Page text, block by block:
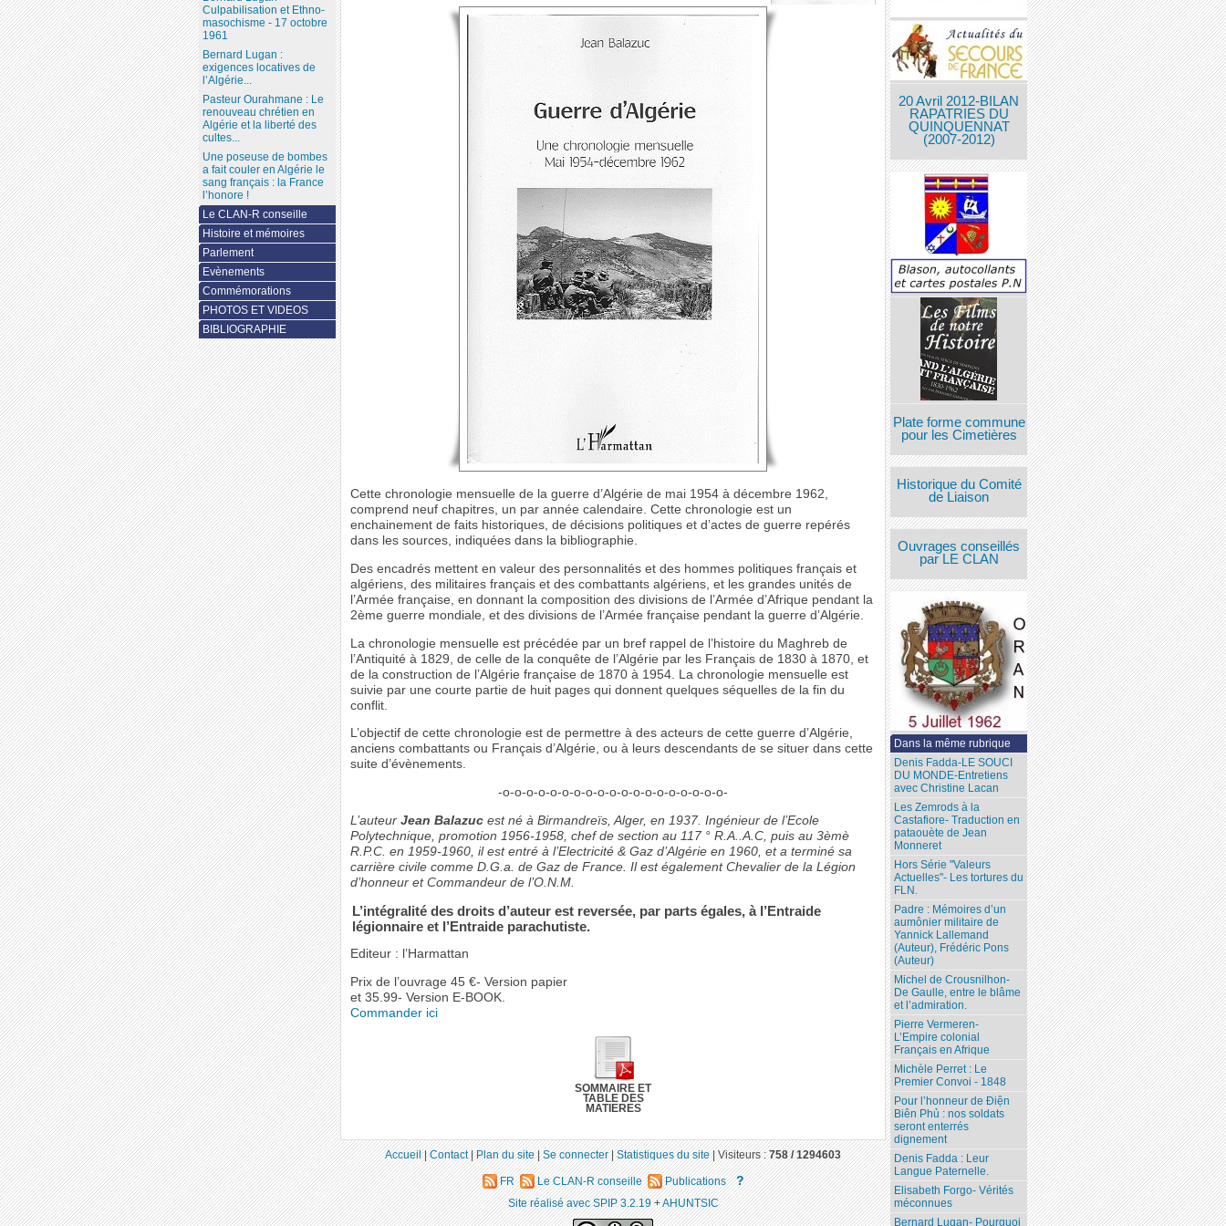
Cette chronologie mensuelle de la guerre d’Algérie de mai 1954 à décembre 1962,
comprend neuf chapitres, un par année calendaire. Cette chronologie est un
enchainement de faits historiques, de décisions politiques et d’actes de guerre repérés
dans les sources, indiquées dans la bibliographie.
Des encadrés mettent en valeur des personnalités et des hommes politiques français et
algériens, des militaires français et des combattants algériens, et les grandes unités de
l’Armée française, en donnant la composition des divisions de l’Armée d’Afrique pendant la
2ème guerre mondiale, et des divisions de l’Armée française pendant la guerre d’Algérie.
La chronologie mensuelle est précédée par un bref rappel de l’histoire du Maghreb de
l’Antiquité à 1829, de celle de la conquête de l’Algérie par les Français de 1830 à 1870, et
de la construction de l’Algérie française de 1870 à 1954. La chronologie mensuelle est
suivie par une courte partie de huit pages qui donnent quelques séquelles de la fin du
conflit.
L’objectif de cette chronologie est de permettre à des acteurs de cette guerre d’Algérie,
anciens combattants ou Français d’Algérie, ou à leurs descendants de se situer dans cette
suite d’évènements.
-o-o-o-o-o-o-o-o-o-o-o-o-o-o-o-o-o-o-o-
L’auteur Jean Balazucest né à Birmandreïs, Alger, en 1937. Ingénieur de l’Ecole
Polytechnique, promotion 1956-1958, chef de section au 117 ° R.A..A.C, puis au 3èmè
R.P.C. en 1959-1960, il est entré à l’Electricité & Gaz d’Algérie en 1960, et a terminé sa
carrière civile comme D.G.a. de Gaz de France. Il est également Chevalier de la Légion
d’honneur et Commandeur de l’O.N.M.
L’intégralité des droits d’auteur est reversée, par parts égales, à l’Entraide
légionnaire et l’Entraide parachutiste.
Editeur : l’Harmattan
Prix de l’ouvrage 45 €- Version papier
et 35.99- Version E-BOOK.
Commander ici
SOMMAIRE ET
TABLE DES
MATIERES
20 Avril 2012-BILAN
RAPATRIES DU
QUINQUENNAT
(2007-2012)
Plate forme commune
pour les Cimetières
Historique du Comité
de Liaison
Ouvrages conseillés
par LE CLAN
Dans la même rubrique
Denis Fadda-LE SOUCI
DU MONDE-Entretiens
avec Christine Lacan
Les Zemrods à la
Castafiore- Traduction en
pataouète de Jean
Monneret
Hors Série "Valeurs
Actuelles"- Les tortures du
FLN.
Padre : Mémoires d’un
aumônier militaire de
Yannick Lallemand
(Auteur), Frédéric Pons
(Auteur)
Michel de Crousnilhon-
De Gaulle, entre le blâme
et l’admiration.
Pierre Vermeren-
L’Empire colonial
Français en Afrique
Michèle Perret : Le
Premier Convoi - 1848
Pour l’honneur de Ðiện
Biên Phủ : nos soldats
seront enterrés
dignement
Denis Fadda : Leur
Langue Paternelle.
Elisabeth Forgo- Vérités
méconnues
Bernard Lugan- Pourquoi
Culpabilisation et Ethno-
masochisme - 17 octobre
1961
Bernard Lugan :
exigences locatives de
l’Algérie...
Pasteur Ourahmane : Le
renouveau chrétien en
Algérie et la liberté des
cultes...
Une poseuse de bombes
a fait couler en Algérie le
sang français : la France
l’honore !
Le CLAN-R conseille
Histoire et mémoires
Parlement
Evènements
Commémorations
PHOTOS ET VIDEOS
BIBLIOGRAPHIE
Accueil|Contact|Plan du site|Se connecter|Statistiques du site|Visiteurs :758 / 1294603
FR Le CLAN-R conseille Publications ?
Site réalisé avec SPIP 3.2.19+AHUNTSIC